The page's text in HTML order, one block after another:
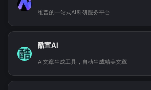
维普的一站式AI科研服务平台
酷宣AI
AI文章生成工具，自动生成精美文章